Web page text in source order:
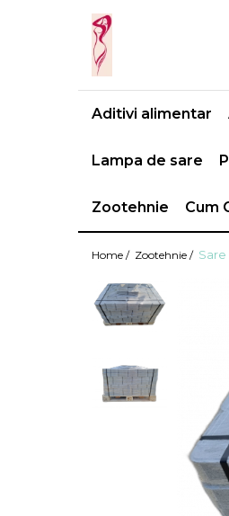
Casa si gradina
Leagane si scaune
Ingrijire corporala
Ingrijirea unghiilor
Aditivi alimentar
Lampa de sare
Zootehnie Cum
Home / Zootehnie /